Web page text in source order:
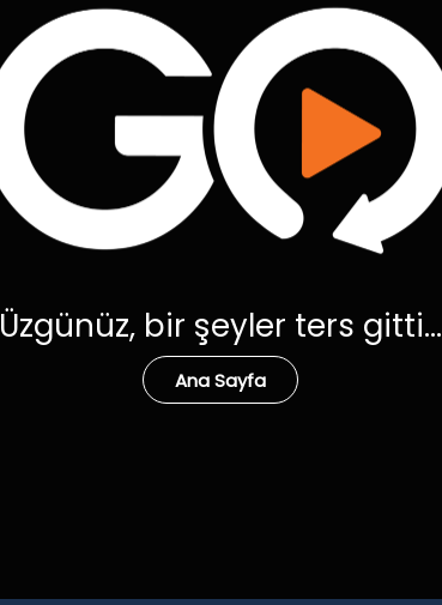
Üzgünüz, bir şeyler ters gitti...
Ana Sayfa